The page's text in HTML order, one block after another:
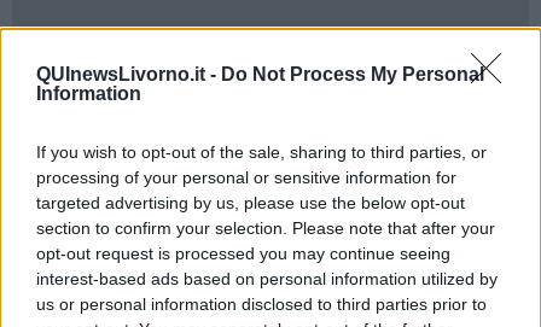
QUInewsLivorno.it - Do Not Process My Personal
Information
If you wish to opt-out of the sale, sharing to third parties, or
processing of your personal or sensitive information for
targeted advertising by us, please use the below opt-out
section to confirm your selection. Please note that after your
opt-out request is processed you may continue seeing
interest-based ads based on personal information utilized by
us or personal information disclosed to third parties prior to
Questa assegnazione, come si legge in una nota del Comando
provinciale dei carabinieri, costituisce il segnale tangibile
ed il Comando Legione Carabinieri di Firenze riservano alle
Stazioni Carabinieri della provincia labronica, spesso unico presidio
di polizia del territorio e punto di riferimento per la collettività tutta.
Tale potenziamento delle Stazioni si inserisce nell’ambito di una più
ampia strategia volta a garantire con sempre maggiore efficacia un
presidio costante ed aderente del territorio, contribuendo
concretamente alla percezione della sicurezza.